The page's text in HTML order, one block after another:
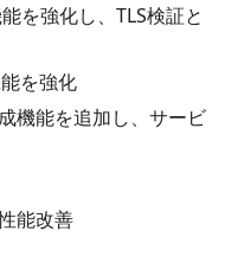
を強化し、TLS検証と
を強化
機能を追加し、サービ
能改善